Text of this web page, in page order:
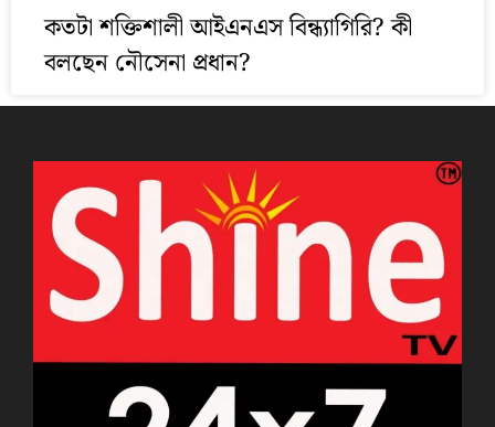
কতটা শক্তিশালী আইএনএস বিন্ধ্যাগিরি? কী
বলছেন নৌসেনা প্রধান?